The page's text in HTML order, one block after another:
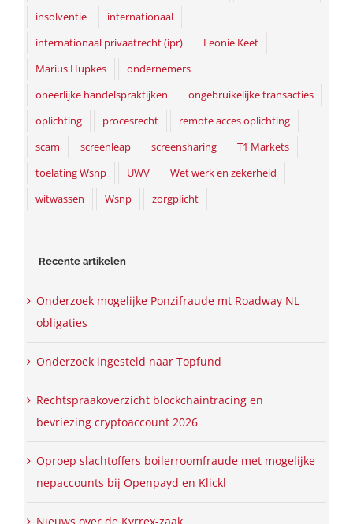
insolventie
internationaal
internationaal privaatrecht (ipr)
Leonie Keet
Marius Hupkes
ondernemers
oneerlijke handelspraktijken
ongebruikelijke transacties
oplichting
procesrecht
remote acces oplichting
scam
screenleap screensharing
T1 Markets
toelating Wsnp
UWV
Wet werk en zekerheid
witwassen
Wsnp zorgplicht
Recente artikelen
Onderzoek mogelijke Ponzifraude mt Roadway NL
obligaties
Onderzoek ingesteld naar Topfund
Rechtspraakoverzicht blockchaintracing en
bevriezing cryptoaccount 2026
Oproep slachtoffers boilerroomfraude met mogelijke
nepaccounts bij Openpayd en Klickl
Nieuws over de Kyrrex-zaak